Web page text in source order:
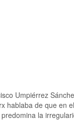
Umpiérrez
hablaba de que en
la